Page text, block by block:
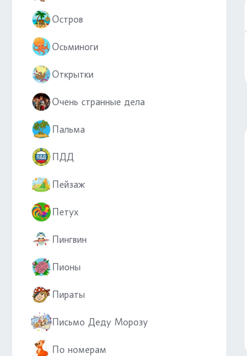
Остров
Осьминоги
Открытки
Очень странные дела
Пальма
ПДД
Пейзаж
Петух
Пингвин
Пионы
Пираты
Письмо Деду Морозу
По номерам